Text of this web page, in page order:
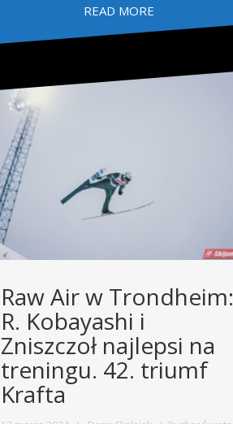
READ MORE
Raw Air w Trondheim:
R. Kobayashi i
Zniszczoł najlepsi na
treningu. 42. triumf
Krafta